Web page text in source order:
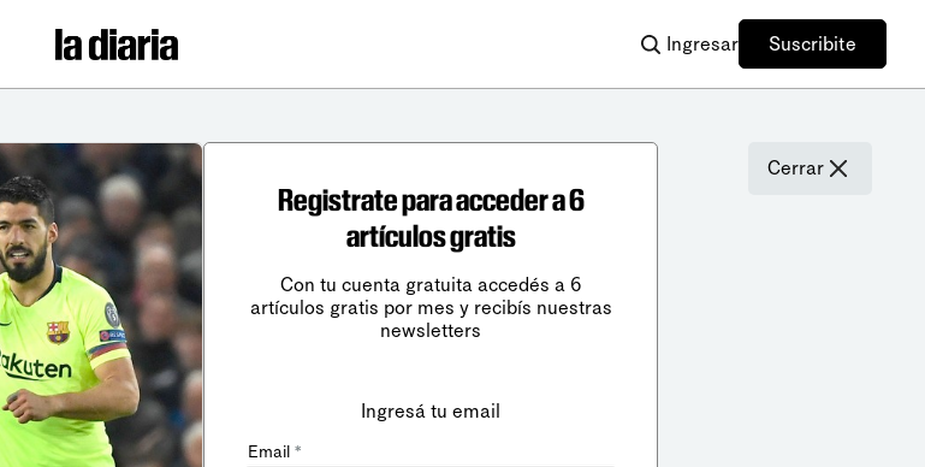
Ingresar Suscribite
Cerrar
Registrate para acceder a 6
artículos gratis
Con tu cuenta gratuita accedés a 6
artículos gratis por mes y recibís nuestras
newsletters
Ingresá tu email
Email *